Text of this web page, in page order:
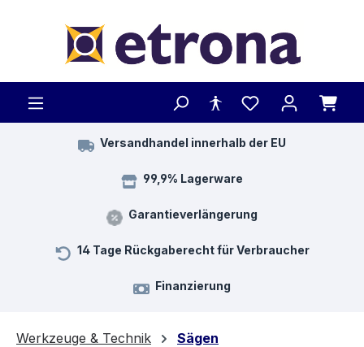
Versandhandel innerhalb der EU
99,9% Lagerware
Garantieverlängerung
14 Tage Rückgaberecht für Verbraucher
Finanzierung
Werkzeuge & Technik Sägen